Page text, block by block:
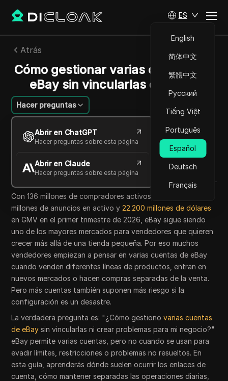
ES
English
简体中文
繁體中文
Русский
Tiếng Việt
Português
Español
Deutsch
Français
Atrás
Cómo gestionar varias cuentas de
eBay sin vincularlas en 2026
Hacer preguntas
Abrir en ChatGPT
Hacer preguntas sobre esta página
Abrir en Claude
Hacer preguntas sobre esta página
Alexey Sorokin
18 jun 2026 8
minuto de lectura
Copy Link
Con 136 millones de compradores activos, unos 2.500
millones de anuncios en activo y22.200 millones de dólares
en GMV en el primer trimestre de 2026, eBay sigue siendo
uno de los mayores mercados para vendedores que quieren
crecer más allá de una tienda pequeña. Por eso muchos
vendedores empiezan a pensar en varias cuentas de eBay
cuando venden diferentes líneas de productos, entran en
nuevos mercados o hacen compras separadas de la venta.
Pero más cuentas también suponen más riesgo si la
configuración es un desastre.
La verdadera pregunta es: "¿Cómo gestionovarias cuentas
de eBay sin vincularlas ni crear problemas para mi negocio?"
eBay permite varias cuentas, pero no cuando se usan para
evadir límites, restricciones o problemas no resueltos. En
esta guía, aprenderás dónde suelen ocurrir los enlaces de
cuenta, cómo mantener separadas las operaciones diarias,